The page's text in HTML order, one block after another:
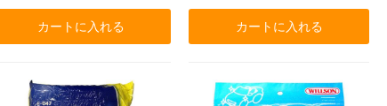
カートに入れる カートに入れる